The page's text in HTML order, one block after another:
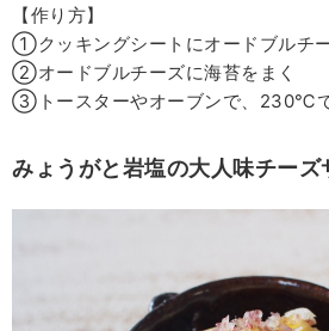
【作り方】
①クッキングシートにオードブルチ
②オードブルチーズに海苔をまく
③トースターやオーブンで、230℃
みょうがと岩塩の大人味チーズ